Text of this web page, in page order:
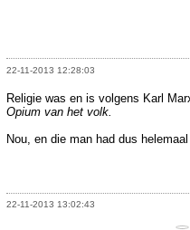
22-11-2013 12:28:03
Religie was en is volgens Karl
Opium van het volk.
Nou, en die man had dus
22-11-2013 13:02:43